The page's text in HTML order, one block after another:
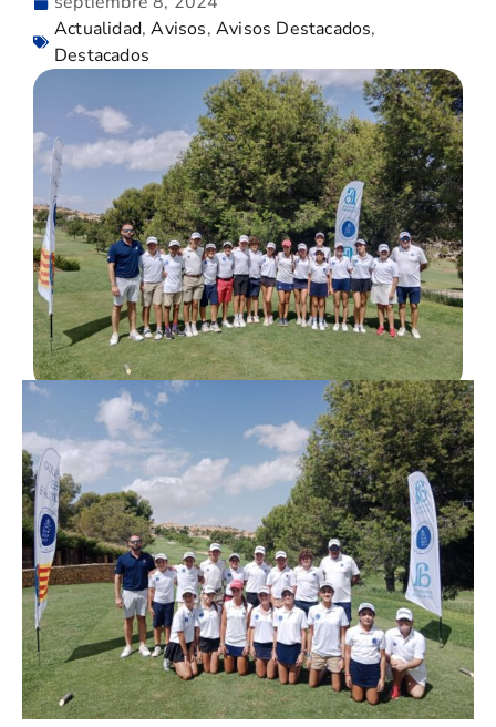
Actualidad,Avisos,Avisos Destacados,
Destacados